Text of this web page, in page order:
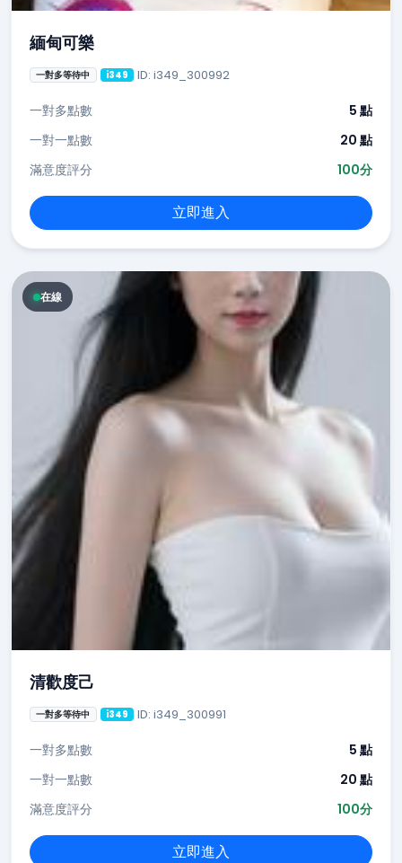
緬甸可樂
一對多等待中 i349 ID: i349_300992
一對多點數
5 點
一對一點數
20 點
滿意度評分
100分
立即進入
在線
清歡度己
一對多等待中 i349 ID: i349_300991
一對多點數
5 點
一對一點數
20 點
滿意度評分
100分
立即進入